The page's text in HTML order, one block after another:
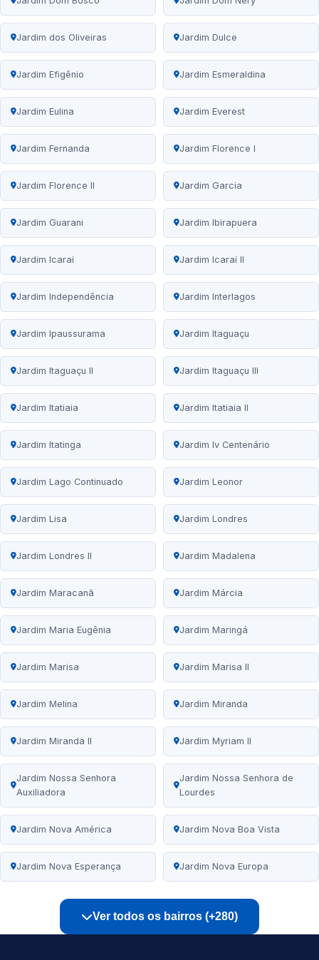
Jardim dos Oliveiras Jardim Dulce
Jardim Efigênio Jardim Esmeraldina
Jardim Eulina Jardim Everest
Jardim Fernanda Jardim Florence I
Jardim Florence II Jardim Garcia
Jardim Guarani Jardim Ibirapuera
Jardim Icaraí Jardim Icaraí II
Jardim Independência Jardim Interlagos
Jardim Ipaussurama Jardim Itaguaçu
Jardim Itaguaçu II Jardim Itaguaçu III
Jardim Itatiaia Jardim Itatiaia II
Jardim Itatinga Jardim Iv Centenário
Jardim Lago Continuado Jardim Leonor
Jardim Lisa Jardim Londres
Jardim Londres II Jardim Madalena
Jardim Maracanã Jardim Márcia
Jardim Maria Eugênia Jardim Maringá
Jardim Marisa Jardim Marisa II
Jardim Melina Jardim Miranda
Jardim Miranda II Jardim Myriam II
Jardim Nossa Senhora
Auxiliadora
Jardim Nossa Senhora de
Lourdes
Jardim Nova América Jardim Nova Boa Vista
Jardim Nova Esperança Jardim Nova Europa
Ver todos os bairros (+280)